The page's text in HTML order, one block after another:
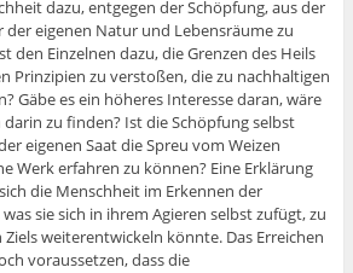
dazu, entgegen der Schöpfung, aus der
der eigenen Natur und Lebensräume zu
den Einzelnen dazu, die Grenzen des Heils
Prinzipien zu verstoßen, die zu nachhaltigen
Gäbe es ein höheres Interesse daran, wäre
zu finden? Ist die Schöpfung selbst
eigenen Saat die Spreu vom Weizen
Werk erfahren zu können? Eine Erklärung
die Menschheit im Erkennen der
sie sich in ihrem Agieren selbst zufügt, zu
weiterentwickeln könnte. Das Erreichen
voraussetzen, dass die